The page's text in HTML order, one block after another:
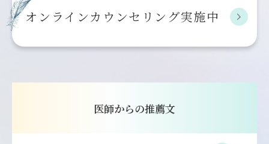
オンライン カウンセリング実施中
医師からの推薦文